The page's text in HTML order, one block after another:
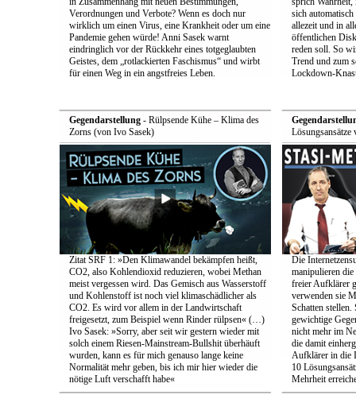
Verordnungen und Verbote? Wenn es doch nur
wirklich um einen Virus, eine Krankheit oder um eine
Pandemie gehen würde! Anni Sasek warnt
eindringlich vor der Rückkehr eines totgeglaubten
Geistes, dem „rotlackierten Faschismus“ und wirbt
für einen Weg in ein angstfreies Leben.
sich
allezeit und in
öffentlichen
reden soll. So
Trend und zum
Lockdown-
Gegendarstellung- Rülpsende Kühe – Klima des
Zorns (von Ivo Sasek)
Zitat SRF 1: »Den Klimawandel bekämpfen heißt,
CO2, also Kohlendioxid reduzieren, wobei Methan
meist vergessen wird. Das Gemisch aus Wasserstoff
und Kohlenstoff ist noch viel klimaschädlicher als
CO2. Es wird vor allem in der Landwirtschaft
freigesetzt, zum Beispiel wenn Rinder rülpsen« (…)
Ivo Sasek: »Sorry, aber seit wir gestern wieder mit
solch einem Riesen-Mainstream-Bullshit überhäuft
wurden, kann es für mich genauso lange keine
Normalität mehr geben, bis ich mir hier wieder die
nötige Luft verschafft habe«
Lösungsansätze
Die
manipulieren die
freier Aufklärer
verwenden sie
Schatten
gewichtige
nicht mehr im
die damit
Aufklärer in die
10
Mehrheit